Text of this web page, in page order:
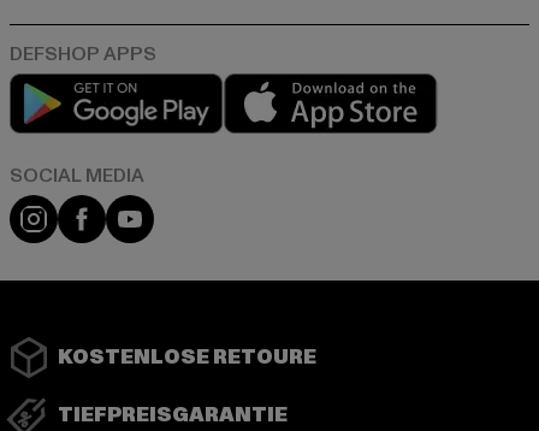
Play market
Instagram
FacebookYouTube
KOSTENLOSE RETOURE
TIEFPREISGARANTIE